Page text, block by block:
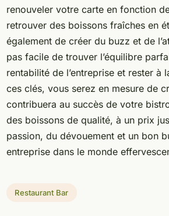
renouveler votre carte en fonction
retrouver des boissons fraîches en
également de créer du buzz et de
pas facile de trouver l’équilibre
rentabilité de l’entreprise et rester à
ces clés, vous serez en mesure de
contribuera au succès de votre
des boissons de qualité, à un prix
passion, du dévouement et un bon
entreprise dans le monde
Restaurant Bar